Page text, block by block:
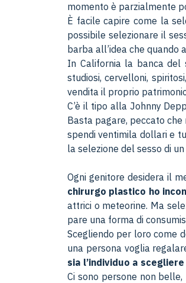
momento è parzialmente
È facile capire come la
possibile selezionare il
barba all’idea che quando
In California la banca del
studiosi, cervelloni,
vendita il proprio
C’è il tipo alla Johnny
Basta pagare, peccato
spendi ventimila dollari e
la selezione del sesso di
Ogni genitore desidera il
chirurgo plastico ho
attrici o meteorine. Ma
pare una forma di
Scegliendo per loro come
una persona voglia
sia l’individuo a
Ci sono persone non